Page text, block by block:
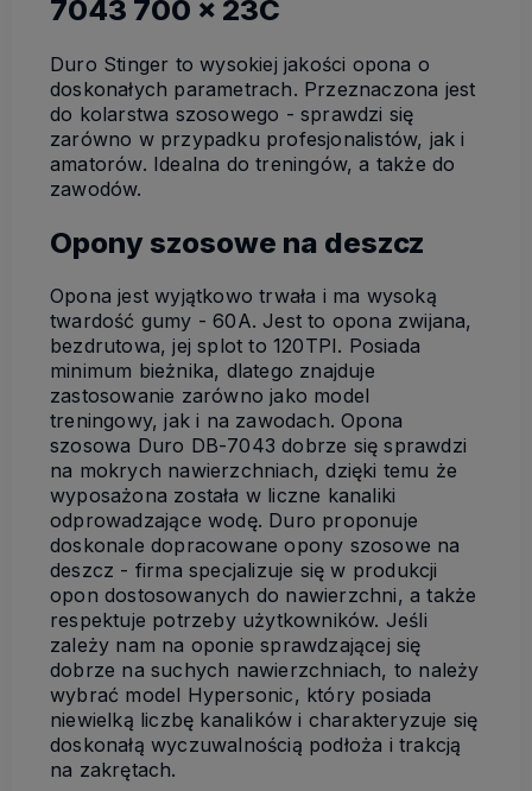
7043 700 x 23C
Duro Stinger to wysokiej jakości opona o
doskonałych parametrach. Przeznaczona jest
do kolarstwa szosowego - sprawdzi się
zarówno w przypadku profesjonalistów, jak i
amatorów. Idealna do treningów, a także do
zawodów.
Opony szosowe na deszcz
Opona jest wyjątkowo trwała i ma wysoką
twardość gumy - 60A. Jest to opona zwijana,
bezdrutowa, jej splot to 120TPI. Posiada
minimum bieżnika, dlatego znajduje
zastosowanie zarówno jako model
treningowy, jak i na zawodach. Opona
szosowa Duro DB-7043 dobrze się sprawdzi
na mokrych nawierzchniach, dzięki temu że
wyposażona została w liczne kanaliki
odprowadzające wodę. Duro proponuje
doskonale dopracowane opony szosowe na
deszcz - firma specjalizuje się w produkcji
opon dostosowanych do nawierzchni, a także
respektuje potrzeby użytkowników. Jeśli
zależy nam na oponie sprawdzającej się
dobrze na suchych nawierzchniach, to należy
wybrać model Hypersonic, który posiada
niewielką liczbę kanalików i charakteryzuje się
doskonałą wyczuwalnością podłoża i trakcją
na zakrętach.